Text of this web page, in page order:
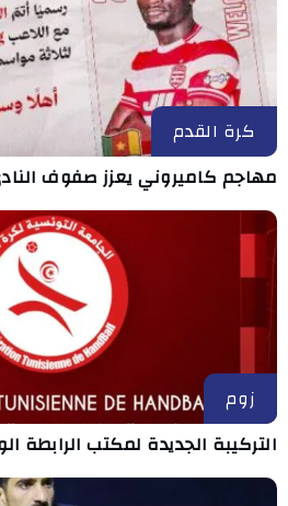
كرة القدم
مهاجم كاميروني يعزز صفوف
زوم
التركيبة الجديدة لمكتب الرابطة